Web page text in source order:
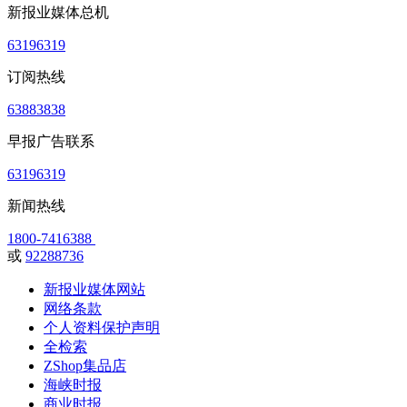
新报业媒体总机
63196319
订阅热线
63883838
早报广告联系
63196319
新闻热线
1800-7416388
或 92288736
新报业媒体网站
网络条款
个人资料保护声明
全检索
ZShop集品店
海峡时报
商业时报